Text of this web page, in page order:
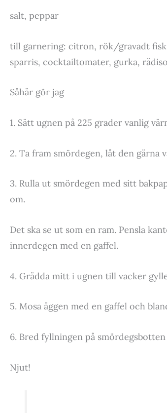
salt, peppar
till garnering: citron, rök/gravadt
sparris, cocktailtomater, gurka,
Såhär gör jag
1. Sätt ugnen på 225 grader vanlig
2. Ta fram smördegen, låt den
3. Rulla ut smördegen med sitt
om.
Det ska se ut som en ram. Pensla
innerdegen med en gaffel.
4. Grädda mitt i ugnen till vacker
5. Mosa äggen med en gaffel och
6. Bred fyllningen på
Njut!